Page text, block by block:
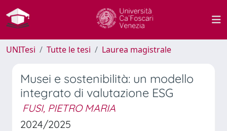
UNITesi Tutte le tesi Laurea magistrale
Musei e sostenibilità: un modello
integrato di valutazione ESG
FUSI, PIETRO MARIA
2024/2025